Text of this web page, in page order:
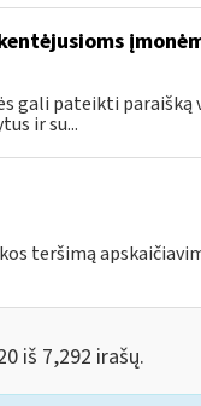
gali pateikti
ir su...
teršimą
iš 7,292 irašų.